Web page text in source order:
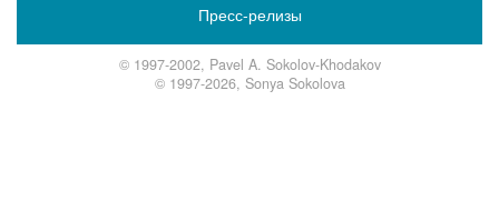
Пресс-релизы
© 1997-2002, Pavel A. Sokolov-Khodakov
© 1997-2026, Sonya Sokolova